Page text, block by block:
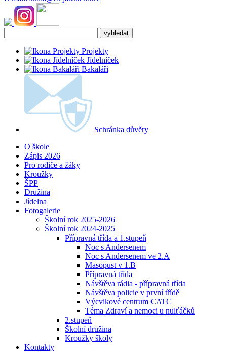
Projekty
Jídelníček
Bakaláři
Schránka důvěry
O škole
Zápis 2026
Pro rodiče a žáky
Kroužky
ŠPP
Družina
Jídelna
Fotogalerie
Školní rok 2025-2026
Školní rok 2024-2025
Přípravná třída a 1.stupeň
Noc s Andersenem
Noc s Andersenem ve 2.A
Masopust v 1.B
Přípravná třída
Návštěva rádia - přípravná třída
Návštěva policie v první třídě
Výcvikové centrum CATC
Téma Zdraví a nemoci u nulťáčků
2.stupeň
Školní družina
Kroužky školy
Kontakty